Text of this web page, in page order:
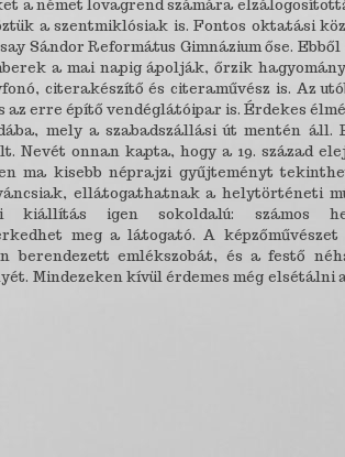
a német lovagrend számára
a szentmiklósiak is. Fontos oktatási
Sándor Református Gimnázium őse.
a mai napig ápolják, őrzik
citerakészítő és citeraművész is. Az
erre építő vendéglátóipar is. Érdekes
mely a szabadszállási út mentén áll.
Nevét onnan kapta, hogy a 19. század
ma kisebb néprajzi gyűjteményt
ellátogathatnak a helytörténeti
igen sokoldalú: számos
meg a látogató. A képzőművészet
berendezett emlékszobát, és a festő
Mindezeken kívül érdemes még elsétálni